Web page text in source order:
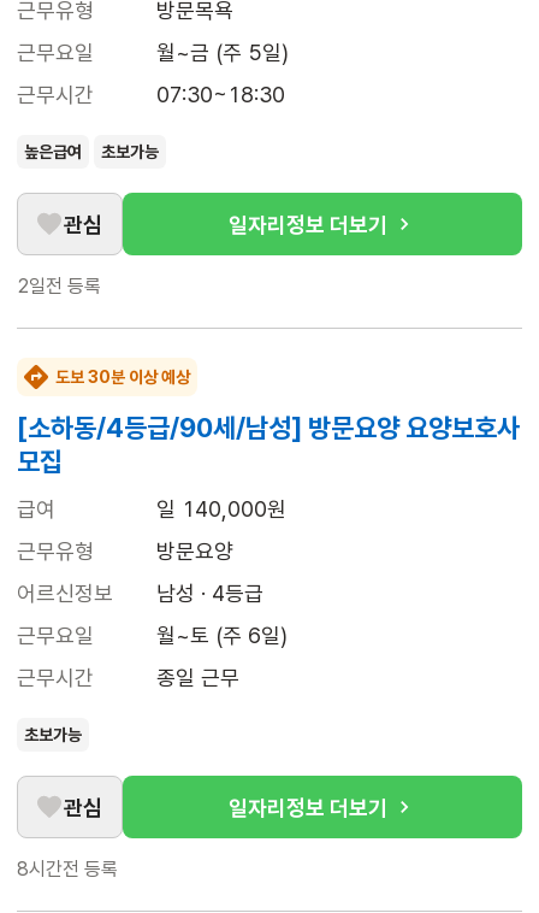
근무유형
방문목욕
근무요일
월~금 (주 5일)
근무시간
07:30~18:30
높은급여 초보가능
관심 일자리정보 더보기
2일전 등록
도보 30분 이상 예상
[소하동/4등급/90세/남성] 방문요양 요양보호사
모집
급여
일 140,000원
근무유형
방문요양
어르신정보
남성 · 4등급
근무요일
월~토 (주 6일)
근무시간
종일 근무
초보가능
관심 일자리정보 더보기
8시간전 등록